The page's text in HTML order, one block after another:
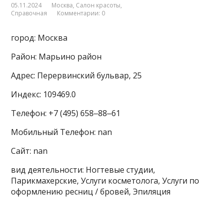
05.11.2024 Москва, Салон красоты,
Справочная
Комментарии: 0
город: Москва
Район: Марьино район
Адрес: Перервинский бульвар, 25
Индекс: 109469.0
Телефон: +7 (495) 658‒88‒61
Мобильный Телефон: nan
Сайт: nan
вид деятельности: Ногтевые студии,
Парикмахерские, Услуги косметолога, Услуги по
оформлению ресниц / бровей, Эпиляция